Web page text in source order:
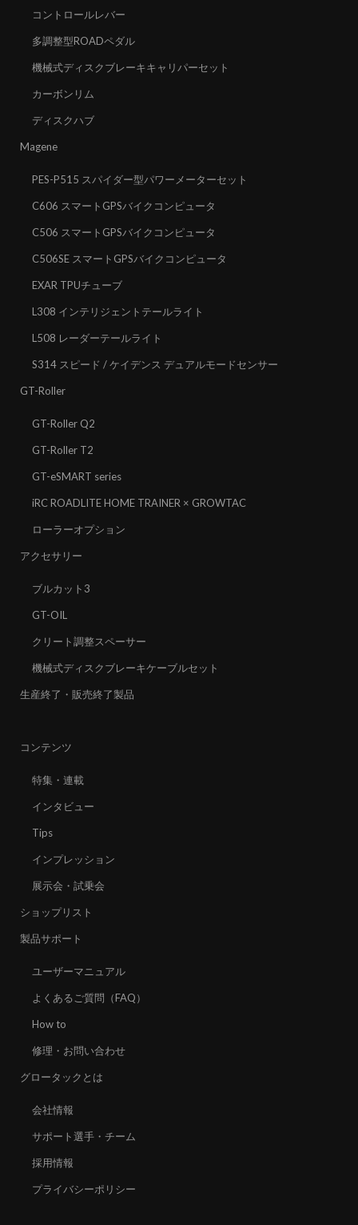
コントロールレバー
多調整型ROADペダル
機械式ディスクブレーキキャリパーセット
カーボンリム
ディスクハブ
Magene
PES-P515 スパイダー型パワーメーターセット
C606 スマートGPSバイクコンピュータ
C506 スマートGPSバイクコンピュータ
C506SE スマートGPSバイクコンピュータ
EXAR TPUチューブ
L308 インテリジェントテールライト
L508 レーダーテールライト
S314 スピード / ケイデンス デュアルモードセンサー
GT-Roller
GT-Roller Q2
GT-Roller T2
GT-eSMART series
iRC ROADLITE HOME TRAINER × GROWTAC
ローラーオプション
アクセサリー
ブルカット3
GT-OIL
クリート調整スペーサー
機械式ディスクブレーキケーブルセット
生産終了・販売終了製品
コンテンツ
特集・連載
インタビュー
Tips
インプレッション
展示会・試乗会
ショップリスト
製品サポート
ユーザーマニュアル
よくあるご質問（FAQ）
How to
修理・お問い合わせ
グロータックとは
会社情報
サポート選手・チーム
採用情報
プライバシーポリシー